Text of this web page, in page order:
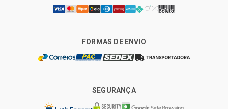
FORMAS DE ENVIO
SEGURANÇA